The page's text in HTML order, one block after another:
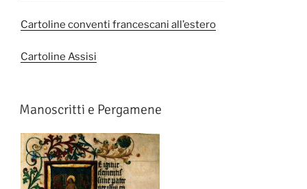
Cartoline conventi francescani all’estero
Cartoline Assisi
Manoscritti e Pergamene